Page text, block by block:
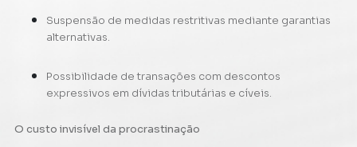
Suspensão de medidas restritivas mediante garantias
alternativas.
Possibilidade de transações com descontos
expressivos em dívidas tributárias e cíveis.
O custo invisível da procrastinação